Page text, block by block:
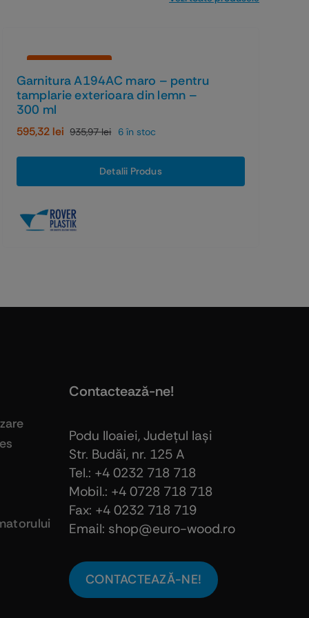
Economiseşti 36%
Garnitura A194AC maro – pentru
tamplarie exterioara din lemn –
300 ml
935,97leiPrețul
inițial
a
fost:
595,32 lei
Prețul
curent
este:
595,32 lei.
6 în stoc
Detalii Produs
Contactează-ne!
Podu Iloaiei, Judeţul Iaşi
Str. Budăi, nr. 125 A
Tel.: +4 0232 718 718
Mobil.: +4 0728 718 718
Fax: +4 0232 718 719
Email: shop@euro-wood.ro
CONTACTEAZĂ-NE!